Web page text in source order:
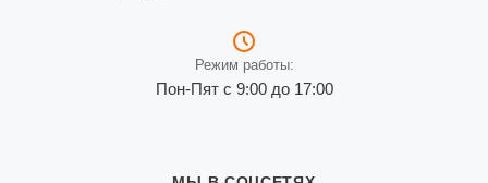
Режим работы:
Пон-Пят с 9:00 до 17:00